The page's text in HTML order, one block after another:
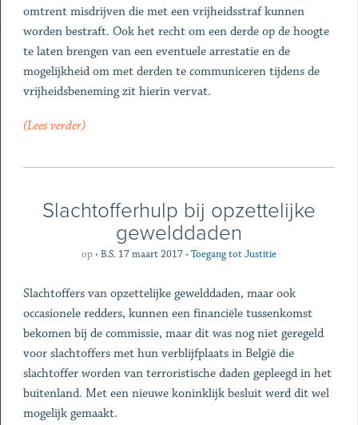
omtrent misdrijven die met een vrijheidsstraf kunnen
worden bestraft. Ook het recht om een derde op de hoogte
te laten brengen van een eventuele arrestatie en de
mogelijkheid om met derden te communiceren tijdens de
vrijheidsbeneming zit hierin vervat.
(Lees verder)
Slachtofferhulp bij opzettelijke
gewelddaden
op•B.S. 17 maart 2017•Toegang tot Justitie
Slachtoffers van opzettelijke gewelddaden, maar ook
occasionele redders, kunnen een financiële tussenkomst
bekomen bij de commissie, maar dit was nog niet geregeld
voor slachtoffers met hun verblijfplaats in België die
slachtoffer worden van terroristische daden gepleegd in het
buitenland. Met een nieuwe koninklijk besluit werd dit wel
mogelijk gemaakt.